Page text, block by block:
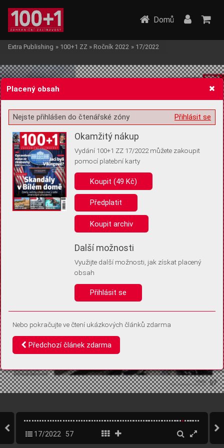
Žádost o souhlas s ukládáním volitelných informací
Pro základní fungování webu nepotřebujeme ukládat žádné informace
(tzv. cookies apod.). Rádi bychom vás ale požádali o souhlas s
uložením volitelných informací:
Anonymní unikátní ID
Díky němu příště poznáme, že se jedná o stejné zařízení, a
Identifikátor je zcela anonymní.
Vaše souhlasy a odmítnutí si ukládáme do vašeho zařízení, abychom se
vás už příště znovu neptali. Můžete je kdykoli později upravit ve Správě
Domů
Extra Publishing » 100+1 ZZ » Ročník 2022 » 17/2022
17/2022 57
Placený obsah
Přihlásit se
Nejste přihlášen do čtenářské zóny
Okamžitý nákup
Vydání 100+1 ZZ 17/2022 můžete zakoupit
pomocí platební karty
Koupit (49 Kč)
Předplatit
Koupit archiv
Další možnosti
Využijte další možnosti, jak získat placený
obsah
Přihlásit se
Nebo pokračujte ve čtení ukázkových článků zdarma
Předchozí článek zdarma